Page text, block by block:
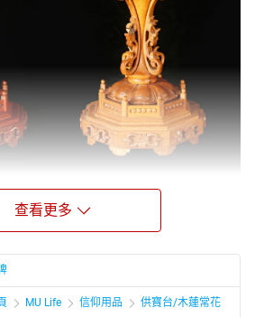
嚴
查看更多
MU Life 信仰用品 供寶台/木蓮常花